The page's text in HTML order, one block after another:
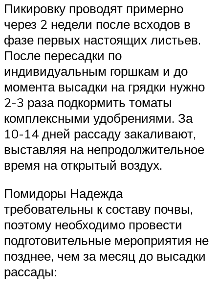
Пикировку проводят примерно
через 2 недели после всходов в
фазе первых настоящих листьев.
После пересадки по
индивидуальным горшкам и до
момента высадки на грядки нужно
2-3 раза подкормить томаты
комплексными удобрениями. За
10-14 дней рассаду закаливают,
выставляя на непродолжительное
время на открытый воздух.
Помидоры Надежда
требовательны к составу почвы,
поэтому необходимо провести
подготовительные мероприятия не
позднее, чем за месяц до высадки
рассады: